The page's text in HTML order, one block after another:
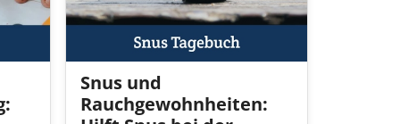
Snus und
Rauchgewohnheiten: